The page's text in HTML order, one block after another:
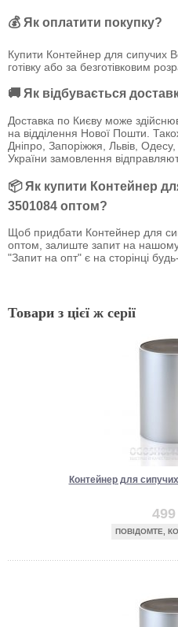
💰 Як оплатити покупку?
Купити Контейнер для сипучих
готівку або за безготівковим
🚚 Як відбувається
Доставка по Києву може
на відділення Нової Пошти.
Дніпро, Запоріжжя, Львів, Одесу,
України замовлення
📦 Як купити Контейнер
3501084 оптом?
Щоб придбати Контейнер для
оптом, залиште запит на
"Запит на опт" є на сторінці
Товари з цієї ж серії
Контейнер для
499
ПОВІДОМТЕ,